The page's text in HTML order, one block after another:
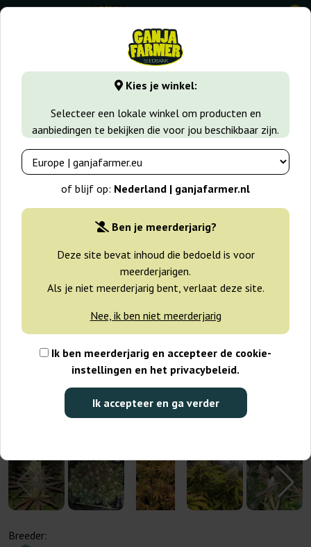
Kies je winkel:
Selecteer een lokale winkel om producten en
aanbiedingen te bekijken die voor jou beschikbaar zijn.
of blijf op: Nederland | ganjafarmer.nl
Ben je meerderjarig?
Deze site bevat inhoud die bedoeld is voor
meerderjarigen.
Als je niet meerderjarig bent, verlaat deze site.
Nee, ik ben niet meerderjarig
Ik ben meerderjarig en accepteer de cookie-
instellingen en het privacybeleid.
Ik accepteer en ga verder
0
GanjaFarmer.nl Wiet soorten Amnesia Haze Amnesia
Breeder: